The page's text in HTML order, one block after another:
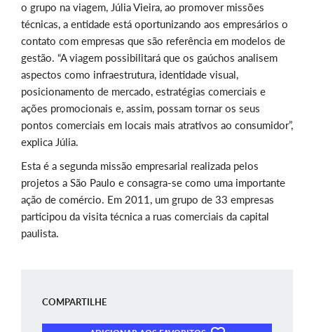
o grupo na viagem, Júlia Vieira, ao promover missões
técnicas, a entidade está oportunizando aos empresários o
contato com empresas que são referência em modelos de
gestão. “A viagem possibilitará que os gaúchos analisem
aspectos como infraestrutura, identidade visual,
posicionamento de mercado, estratégias comerciais e
ações promocionais e, assim, possam tornar os seus
pontos comerciais em locais mais atrativos ao consumidor”,
explica Júlia.
Esta é a segunda missão empresarial realizada pelos
projetos a São Paulo e consagra-se como uma importante
ação de comércio. Em 2011, um grupo de 33 empresas
participou da visita técnica a ruas comerciais da capital
paulista.
COMPARTILHE